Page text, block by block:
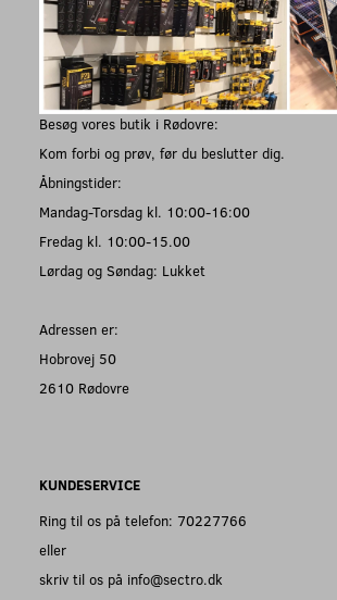
Besøg vores butik i Rødovre:
Kom forbi og prøv, før du beslutter dig.
Åbningstider:
Mandag-Torsdag kl. 10:00-16:00
Fredag kl. 10:00-15.00
Lørdag og Søndag: Lukket
Adressen er:
Hobrovej 50
2610 Rødovre
KUNDESERVICE
Ring til os på telefon: 70227766
eller
skriv til os på info@sectro.dk